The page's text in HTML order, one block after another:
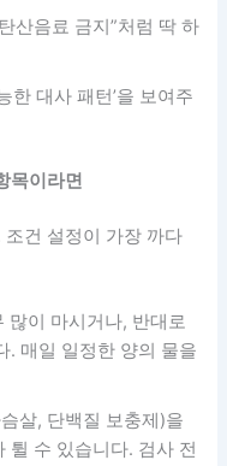
산음료 금지”처럼 딱 하
한 대사 패턴’을 보여주
목이라면
조건 설정이 가장 까다
많이 마시거나, 반대로
. 매일 일정한 양의 물을
살, 단백질 보충제)을
튈 수 있습니다. 검사 전